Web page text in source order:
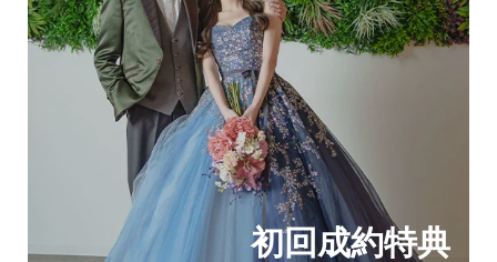
初回成約特典